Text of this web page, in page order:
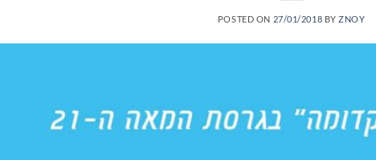
POSTED ON 27/01/2018 BYZNOY